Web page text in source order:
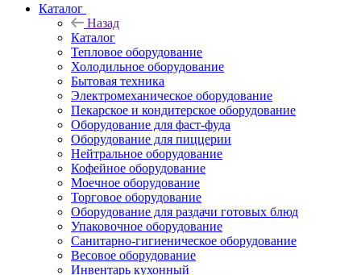
Каталог
Назад
Каталог
Тепловое оборудование
Холодильное оборудование
Бытовая техника
Электромеханическое оборудование
Пекарское и кондитерское оборудование
Оборудование для фаст-фуда
Оборудование для пиццерии
Нейтральное оборудование
Кофейное оборудование
Моечное оборудование
Торговое оборудование
Оборудование для раздачи готовых блюд
Упаковочное оборудование
Санитарно-гигиеническое оборудование
Весовое оборудование
Инвентарь кухонный